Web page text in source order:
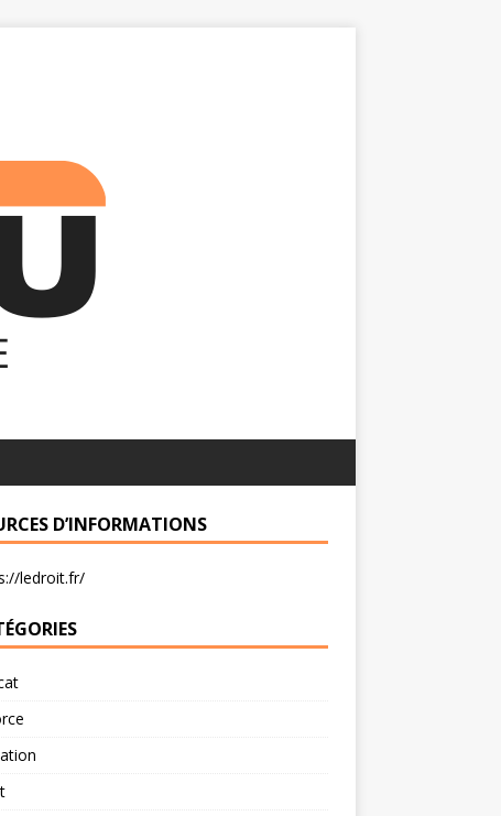
D’INFORMATIONS
ledroit.fr/